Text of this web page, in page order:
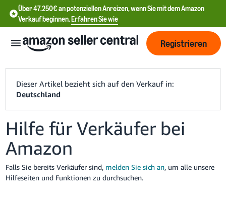
Über 47.250€ an potenziellen Anreizen, wenn Sie mit dem Amazon
Verkauf beginnen.Erfahren Sie wie
中
文
-
CN
English
Registrieren
Dieser Artikel bezieht sich auf den Verkauf in:
Deutschland
Hilfe für Verkäufer bei
Amazon
Falls Sie bereits Verkäufer sind, melden Sie sich an, um alle unsere
Hilfeseiten und Funktionen zu durchsuchen.